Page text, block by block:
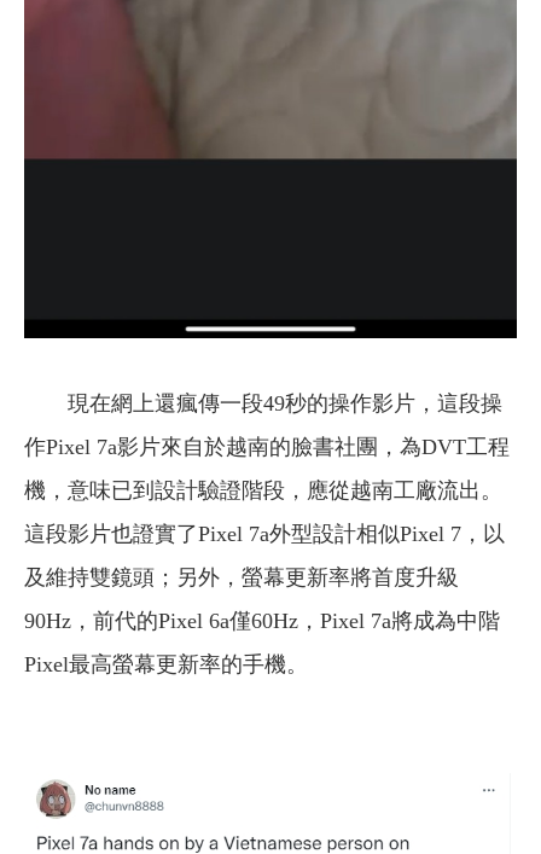
現在網上還瘋傳一段49秒的操作影片，這段操
作Pixel 7a影片來自於越南的臉書社團，為DVT工程
機，意味已到設計驗證階段，應從越南工廠流出。
這段影片也證實了Pixel 7a外型設計相似Pixel 7，以
及維持雙鏡頭；另外，螢幕更新率將首度升級
90Hz，前代的Pixel 6a僅60Hz，Pixel 7a將成為中階
Pixel最高螢幕更新率的手機。